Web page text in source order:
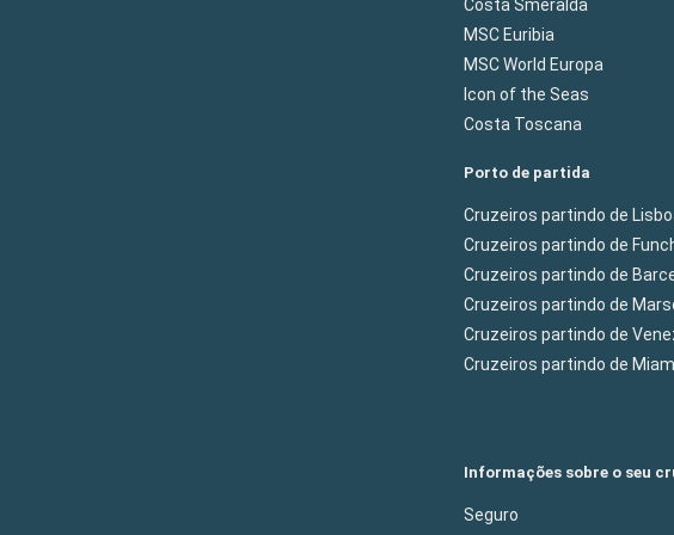
Costa Smeralda
MSC Euribia
MSC World Europa
Icon of the Seas
Costa Toscana
Porto de partida
Cruzeiros partindo de
Cruzeiros partindo de
Cruzeiros partindo de
Cruzeiros partindo de
Cruzeiros partindo de
Cruzeiros partindo de Miam
Informações sobre o seu
Seguro